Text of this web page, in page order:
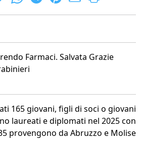
Farmaci. Salvata Grazie
165 giovani, figli di soci o giovani
laureati e diplomati nel 2025 con
provengono da Abruzzo e Molise